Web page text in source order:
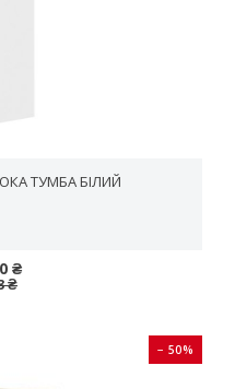
ТУМБА БІЛИЙ
₴
₴
− 50%